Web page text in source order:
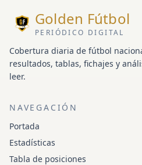
Golden Fútbol
PERIÓDICO DIGITAL
Cobertura diaria de fútbol
resultados, tablas, fichajes y
leer.
NAVEGACIÓN
Portada
Estadísticas
Tabla de posiciones